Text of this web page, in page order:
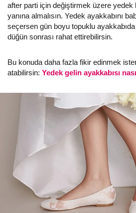
after parti için değiştirmek üzere yedek
yanına almalısın. Yedek ayakkabını
seçersen gün boyu topuklu ayakkabıda
düğün sonrası rahat ettirebilirsin.
Bu konuda daha fazla fikir edinmek
atabilirsin: Yedek gelin ayakkabısı